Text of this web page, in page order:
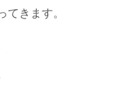
てきます。